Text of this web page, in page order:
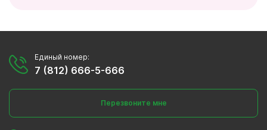
Единый номер:
7 (812) 666-5-666
Перезвоните мне